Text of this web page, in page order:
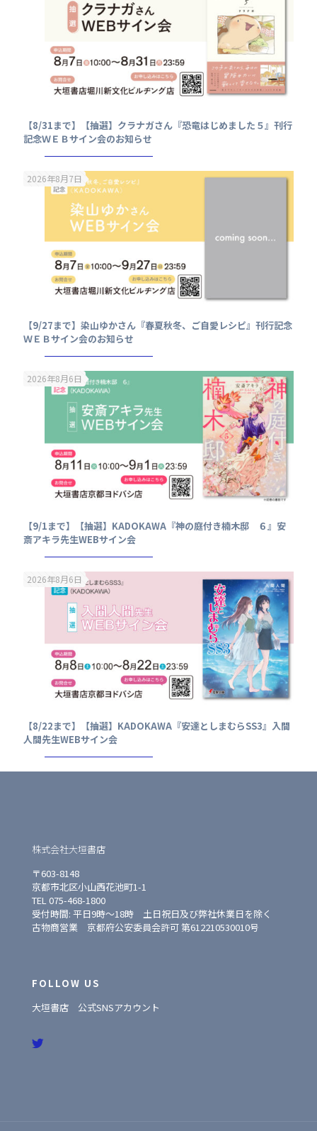
【8/31まで】【抽選】クラナガさん『恐竜はじめました５』刊行
記念ＷＥＢサイン会のお知らせ
2026年8月7日
【9/27まで】染山ゆかさん『春夏秋冬、ご自愛レシピ』刊行記念
ＷＥＢサイン会のお知らせ
2026年8月6日
【9/1まで】【抽選】KADOKAWA『神の庭付き楠木邸 ６』安
斎アキラ先生WEBサイン会
2026年8月6日
【8/22まで】【抽選】KADOKAWA『安達としまむらSS3』入間
人間先生WEBサイン会
株式会社大垣書店
〒603-8148
京都市北区小山西花池町1-1
TEL 075-468-1800
受付時間: 平日9時〜18時 土日祝日及び弊社休業日を除く
古物商営業 京都府公安委員会許可 第612210530010号
FOLLOW US
大垣書店 公式SNSアカウント